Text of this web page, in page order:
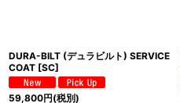
DURA-BILT (デュラビルト) SERVICE
COAT [SC]
59,800円(税別)